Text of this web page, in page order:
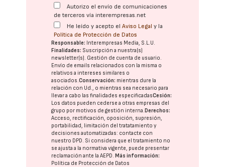
Autorizo el envío de comunicaciones
de terceros vía interempresas.net
He leído y acepto elAviso Legal y la
Política de Protección de Datos
Responsable: Interempresas Media, S.L.U.
Finalidades: Suscripción a nuestra(s)
newsletter(s). Gestión de cuenta de usuario.
Envío de emails relacionados con la misma o
relativos a intereses similares o
asociados.Conservación: mientras dure la
relación con Ud., o mientras sea necesario para
llevar a cabo las finalidades especificadasCesión:
Los datos pueden cederse a otras empresas del
grupo por motivos de gestión interna.Derechos:
Acceso, rectificación, oposición, supresión,
portabilidad, limitación del tratatamiento y
decisiones automatizadas: contacte con
nuestro DPD . Si considera que el tratamiento no
se ajusta a la normativa vigente, puede presentar
reclamación ante laAEPD .Más información:
Política de Protección de Datos